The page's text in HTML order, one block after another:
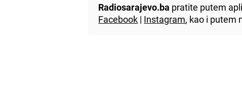
Radiosarajevo.ba pratite putem
Facebook | Instagram, kao i putem